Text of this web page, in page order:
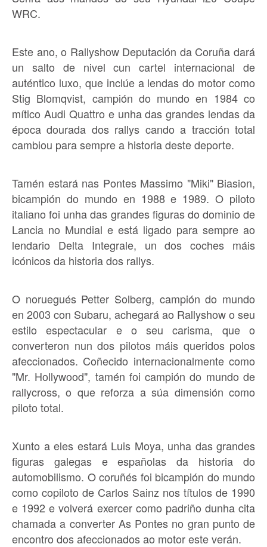
WRC.
Este ano, o Rallyshow Deputación da Coruña dará
un salto de nivel cun cartel internacional de
auténtico luxo, que inclúe a lendas do motor como
Stig Blomqvist, campión do mundo en 1984 co
mítico Audi Quattro e unha das grandes lendas da
época dourada dos rallys cando a tracción total
cambiou para sempre a historia deste deporte.
Tamén estará nas Pontes Massimo "Miki" Biasion,
bicampión do mundo en 1988 e 1989. O piloto
italiano foi unha das grandes figuras do dominio de
Lancia no Mundial e está ligado para sempre ao
lendario Delta Integrale, un dos coches máis
icónicos da historia dos rallys.
O noruegués Petter Solberg, campión do mundo
en 2003 con Subaru, achegará ao Rallyshow o seu
estilo espectacular e o seu carisma, que o
converteron nun dos pilotos máis queridos polos
afeccionados. Coñecido internacionalmente como
"Mr. Hollywood", tamén foi campión do mundo de
rallycross, o que reforza a súa dimensión como
piloto total.
Xunto a eles estará Luis Moya, unha das grandes
figuras galegas e españolas da historia do
automobilismo. O coruñés foi bicampión do mundo
como copiloto de Carlos Sainz nos títulos de 1990
e 1992 e volverá exercer como padriño dunha cita
chamada a converter As Pontes no gran punto de
encontro dos afeccionados ao motor este verán.